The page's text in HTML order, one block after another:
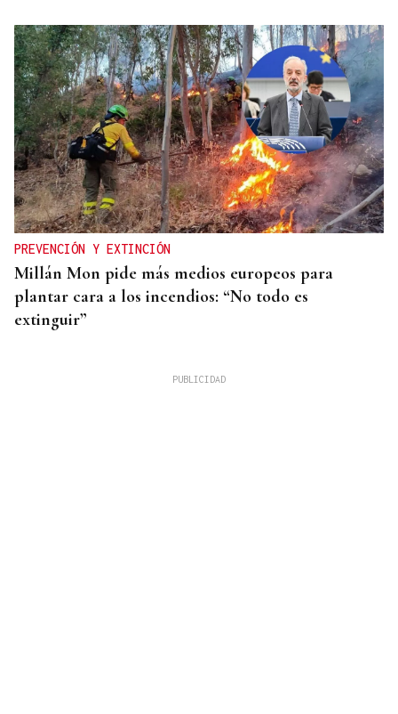
PREVENCIÓN Y EXTINCIÓN
Millán Mon pide más medios europeos para
plantar cara a los incendios: “No todo es
extinguir”